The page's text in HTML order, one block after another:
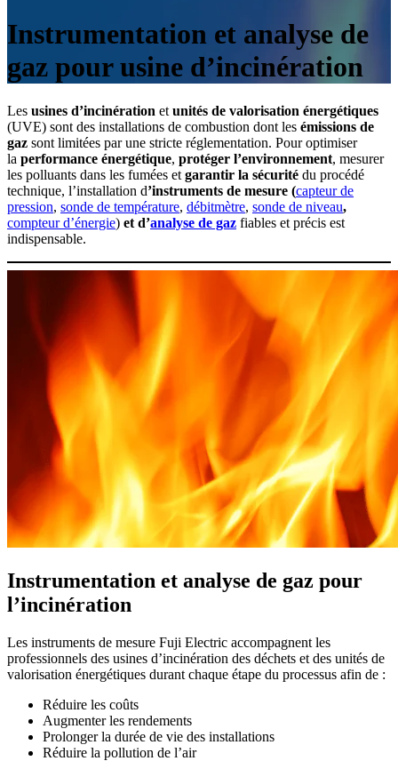
Instrumentation et analyse de
gaz pour usine d’incinération
Les usines d’incinération et unités de valorisation énergétiques
(UVE) sont des installations de combustion dont les émissions de
gaz sont limitées par une stricte réglementation. Pour optimiser
la performance énergétique, protéger l’environnement, mesurer
les polluants dans les fumées et garantir la sécurité du procédé
technique, l’installation d’instruments de mesure (capteur de
pression, sonde de température, débitmètre, sonde de niveau,
compteur d’énergie) et d’analyse de gaz fiables et précis est
indispensable.
Instrumentation et analyse de gaz pour
l’incinération
Les instruments de mesure Fuji Electric accompagnent les
professionnels des usines d’incinération des déchets et des unités de
valorisation énergétiques durant chaque étape du processus afin de :
Réduire les coûts
Augmenter les rendements
Prolonger la durée de vie des installations
Réduire la pollution de l’air